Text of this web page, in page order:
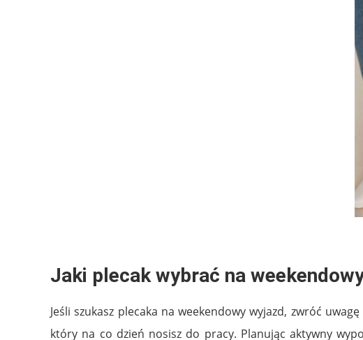
Jaki plecak wybrać na
Jeśli szukasz plecaka na weekendowy wyjazd, zwróć
który na co dzień nosisz do pracy. Planując aktywny